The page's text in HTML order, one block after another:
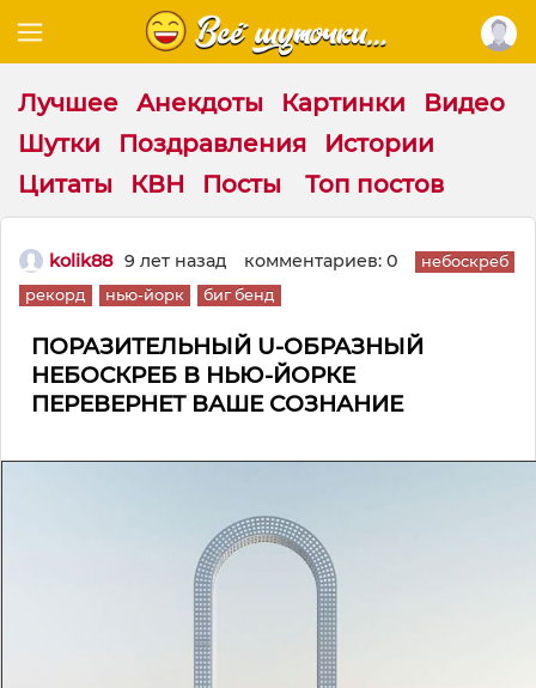
Лучшее Анекдоты Картинки
Видео
Шутки
Поздравления
Истории
Цитаты
КВН Посты Топ постов
kolik88 9 лет назад комментариев: 0
небоскреб
рекорд
нью-йорк биг бенд
ПОРАЗИТЕЛЬНЫЙ U-ОБРАЗНЫЙ
НЕБОСКРЕБ В НЬЮ-ЙОРКЕ
ПЕРЕВЕРНЕТ ВАШЕ СОЗНАНИЕ